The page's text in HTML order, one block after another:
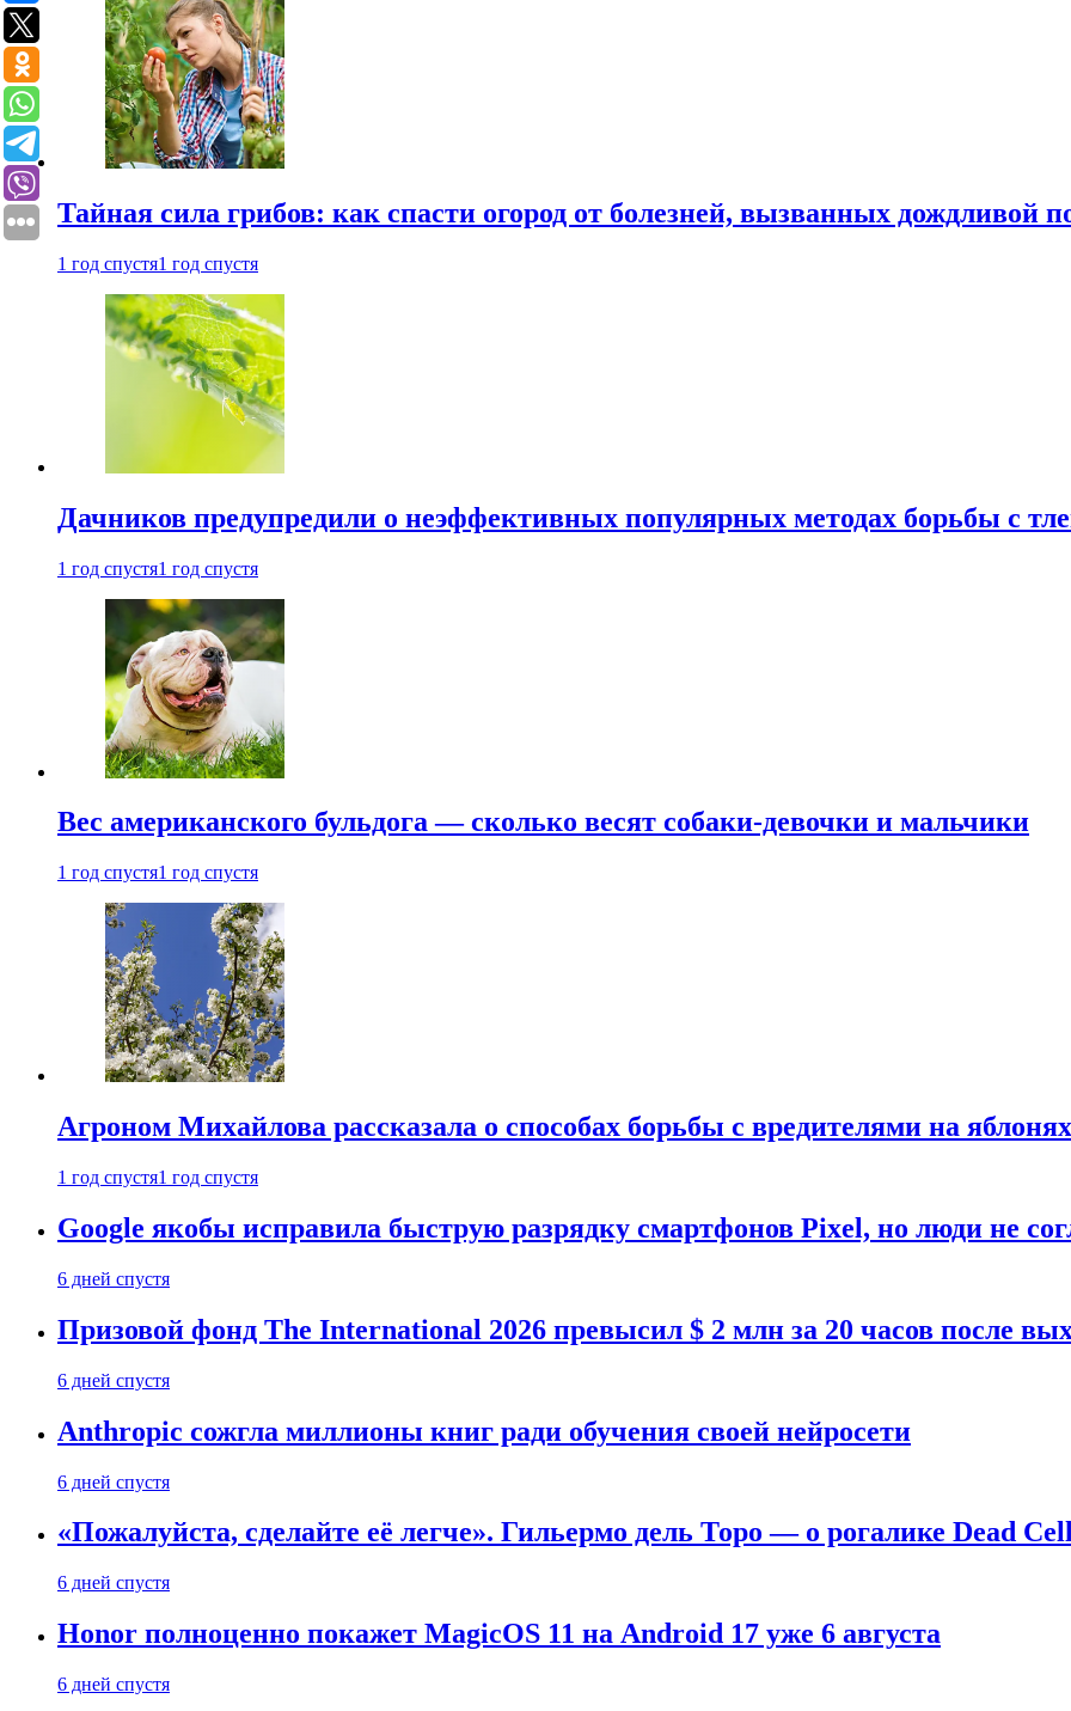
Тайная сила грибов: как спасти огород от болезней, вызванных дождливой
1 год спустя1 год спустя
Дачников предупредили о неэффективных популярных методах борьбы с
1 год спустя1 год спустя
Вес американского бульдога — сколько весят собаки-девочки и мальчики
1 год спустя1 год спустя
Агроном Михайлова рассказала о способах борьбы с вредителями на яблонях
1 год спустя1 год спустя
Google якобы исправила быструю разрядку смартфонов Pixel, но люди не
6 дней спустя
Призовой фонд The International 2026 превысил $ 2 млн за 20 часов после
6 дней спустя
Anthropic сожгла миллионы книг ради обучения своей нейросети
6 дней спустя
«Пожалуйста, сделайте её легче». Гильермо дель Торо — о рогалике Dead
6 дней спустя
Honor полноценно покажет MagicOS 11 на Android 17 уже 6 августа
6 дней спустя